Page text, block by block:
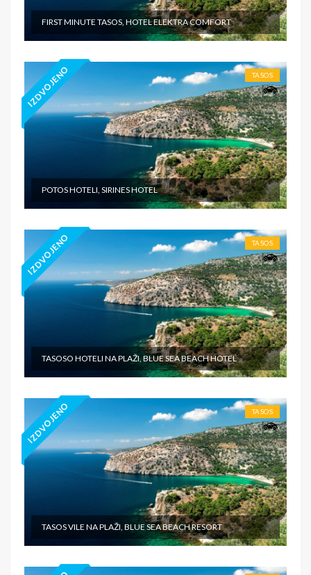
FIRST MINUTE TASOS, HOTEL ELEKTRA COMFORT
IZDVOJENO TASOS
POTOS HOTELI, SIRINES HOTEL
IZDVOJENO TASOS
TASOSO HOTELI NA PLAŽI, BLUE SEA BEACH HOTEL
IZDVOJENO TASOS
TASOS VILE NA PLAŽI, BLUE SEA BEACH RESORT